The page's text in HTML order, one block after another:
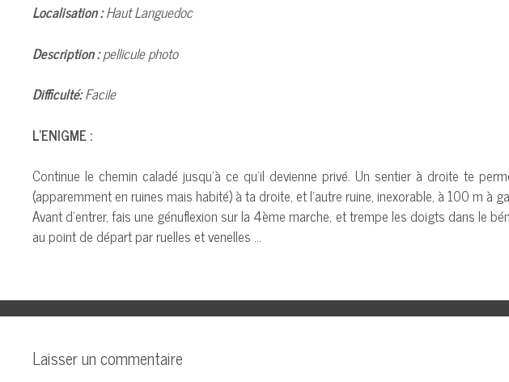
Localisation :Haut Languedoc
Description :pellicule photo
Difficulté:Facile
L’ENIGME :
Continue le chemin caladé jusqu’à ce qu’il devienne privé. Un sentier à droite te
(apparemment en ruines mais habité) à ta droite, et l’autre ruine, inexorable, à 100 m à
Avant d’entrer, fais une génuflexion sur la 4ème marche, et trempe les doigts dans le
au point de départ par ruelles et venelles …
Laisser un commentaire